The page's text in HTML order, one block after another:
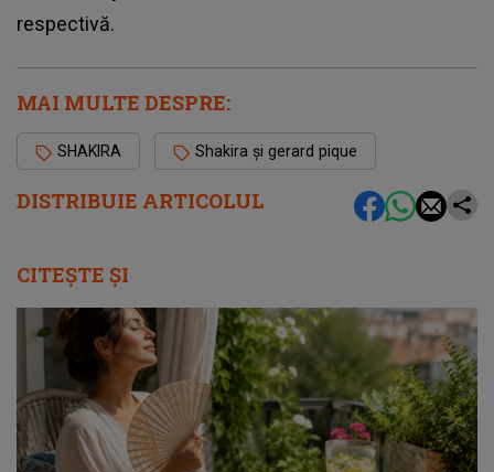
DISTRIBUIE ARTICOLUL
respectivă.
MAI MULTE DESPRE:
SHAKIRA Shakira și gerard pique
CITEȘTE ȘI